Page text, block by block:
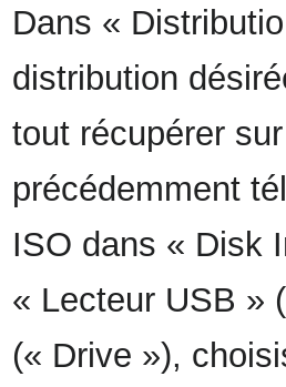
Dans «
distribution
tout récupérer
précédemment
ISO dans « Disk
« Lecteur USB »
(« Drive »),